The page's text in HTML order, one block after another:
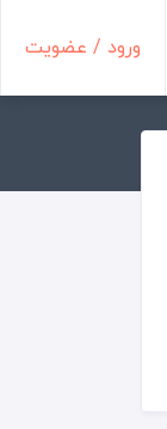
ورود / عضویت